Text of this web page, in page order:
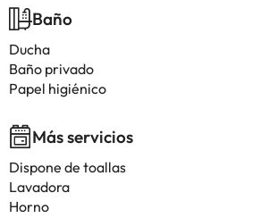
Baño
Ducha
Baño privado
Papel higiénico
Más servicios
Dispone de toallas
Lavadora
Horno